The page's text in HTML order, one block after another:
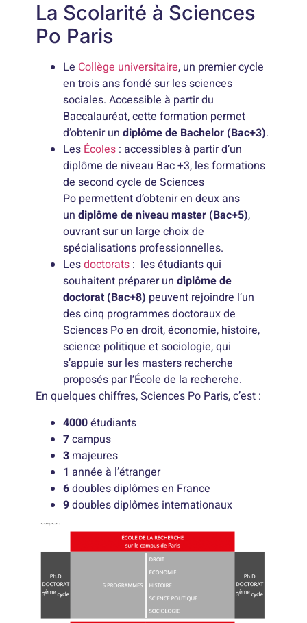
La Scolarité à Sciences
Po Paris
Le Collège universitaire, un premier cycle
en trois ans fondé sur les sciences
sociales. Accessible à partir du
Baccalauréat, cette formation permet
d’obtenir undiplôme de Bachelor (Bac+3).
Les Écoles : accessibles à partir d’un
diplôme de niveau Bac +3, les formations
de second cycle de Sciences
Po permettent d’obtenir en deux ans
undiplôme de niveau master (Bac+5),
ouvrant sur un large choix de
spécialisations professionnelles.
Lesdoctorats : les étudiants qui
souhaitent préparer undiplôme de
doctorat (Bac+8) peuvent rejoindre l’un
des cinq programmes doctoraux de
Sciences Po en droit, économie, histoire,
science politique et sociologie, qui
s’appuie sur les masters recherche
proposés par l’École de la recherche.
En quelques chiffres, Sciences Po Paris, c’est :
4000étudiants
7campus
3 majeures
1 année à l’étranger
6doubles diplômes en France
9doubles diplômes internationaux